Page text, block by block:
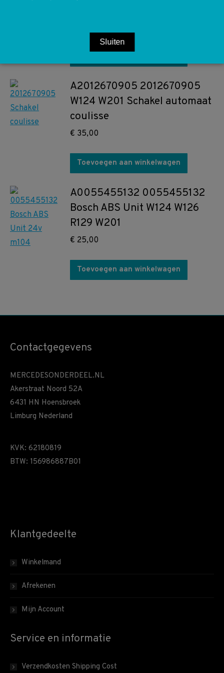
A2012670905 2012670905
W124 W201 Schakel automaat
coulisse
€ 35,00
Toevoegen aan winkelwagen
A0055455132 0055455132
Bosch ABS Unit W124 W126
R129 W201
€ 25,00
Toevoegen aan winkelwagen
Contactgegevens
MERCEDESONDERDEEL.NL
Akerstraat Noord 52A
6431 HN Hoensbroek
Limburg Nederland
KVK: 62180819
BTW: 156986887B01
Klantgedeelte
Winkelmand
Afrekenen
Mijn Account
Service en informatie
Verzendkosten Shipping Cost
Sluiten